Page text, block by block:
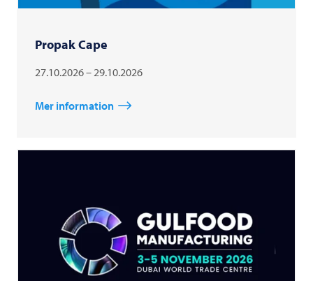
Propak Cape
27.10.2026 – 29.10.2026
Mer information